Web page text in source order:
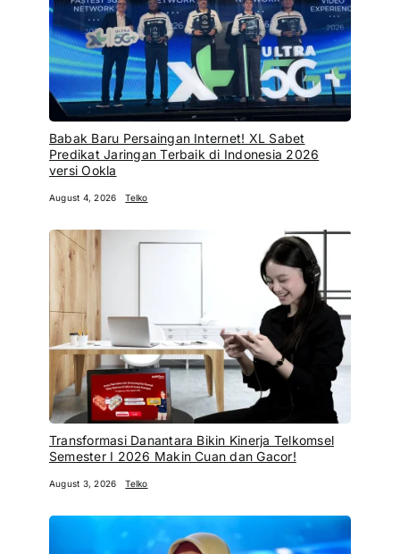
Babak Baru Persaingan Internet! XL Sabet
Predikat Jaringan Terbaik di Indonesia 2026
versi Ookla
August 4, 2026 Telko
Transformasi Danantara Bikin Kinerja Telkomsel
Semester I 2026 Makin Cuan dan Gacor!
August 3, 2026 Telko